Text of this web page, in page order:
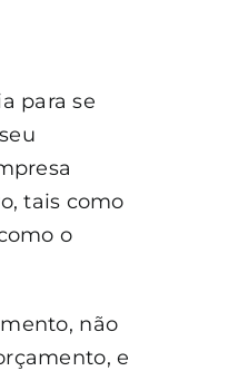
para se
tais como
o
não
, e